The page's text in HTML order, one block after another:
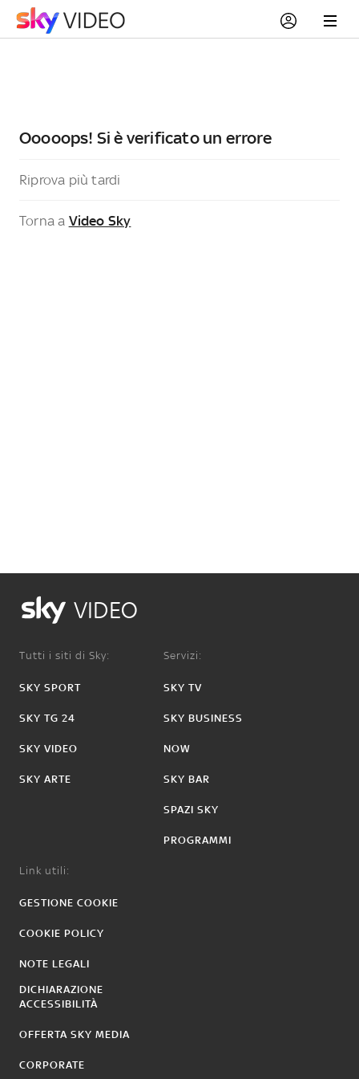
Ooooops! Si è verificato un errore
Riprova più tardi
Torna a Video Sky
VIDEO
Tutti i siti di Sky:
SKY SPORT
SKY TG 24
SKY VIDEO
SKY ARTE
Servizi:
SKY TV
SKY BUSINESS
NOW
SKY BAR
SPAZI SKY
PROGRAMMI
Link utili:
GESTIONE COOKIE
COOKIE POLICY
NOTE LEGALI
DICHIARAZIONE
ACCESSIBILITÀ
OFFERTA SKY MEDIA
CORPORATE